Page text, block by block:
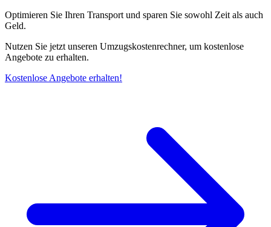
Optimieren Sie Ihren Transport und sparen Sie sowohl Zeit als auch
Geld.
Nutzen Sie jetzt unseren Umzugskostenrechner, um kostenlose
Angebote zu erhalten.
Kostenlose Angebote erhalten!